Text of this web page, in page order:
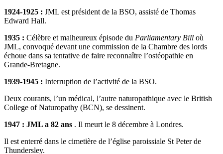
1924-1925 : JML est président de la BSO, assisté de Thomas
Edward Hall.
1935 : Célèbre et malheureux épisode du Parliamentary Bill où
JML, convoqué devant une commission de la Chambre des lords
échoue dans sa tentative de faire reconnaître l’ostéopathie en
Grande-Bretagne.
1939-1945 : Interruption de l’activité de la BSO.
Deux courants, l’un médical, l’autre naturopathique avec le British
College of Naturopathy (BCN), se dessinent.
1947 : JML a 82 ans . Il meurt le 8 décembre à Londres.
Il est enterré dans le cimetière de l’église paroissiale St Peter de
Thundersley.